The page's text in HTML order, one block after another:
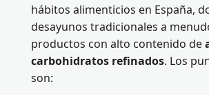
hábitos alimenticios en España,
desayunos tradicionales a
productos con alto contenido de
carbohidratos refinados. Los
son: